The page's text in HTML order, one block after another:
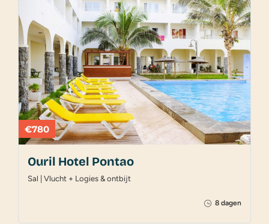
€780
Ouril Hotel Pontao
Sal | Vlucht + Logies & ontbijt
8 dagen